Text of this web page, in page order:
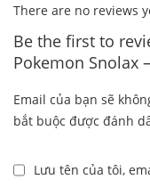
There are no reviews
Be the first to
Pokemon Snolax
Email của bạn sẽ
bắt buộc được đánh
Lưu tên của tôi,